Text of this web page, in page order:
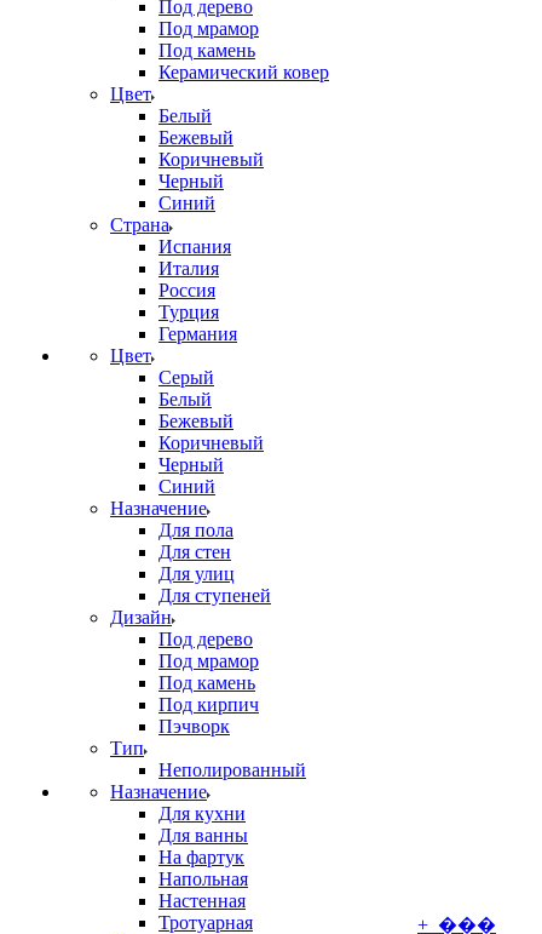
Под дерево
Под мрамор
Под камень
Керамический ковер
Цвет
Белый
Бежевый
Коричневый
Черный
Синий
Страна
Испания
Италия
Россия
Турция
Германия
Цвет
Серый
Белый
Бежевый
Коричневый
Черный
Синий
Назначение
Для пола
Для стен
Для улиц
Для ступеней
Дизайн
Под дерево
Под мрамор
Под камень
Под кирпич
Пэчворк
Тип
Неполированный
Назначение
Для кухни
Для ванны
На фартук
Напольная
Настенная
Тротуарная
+ ���